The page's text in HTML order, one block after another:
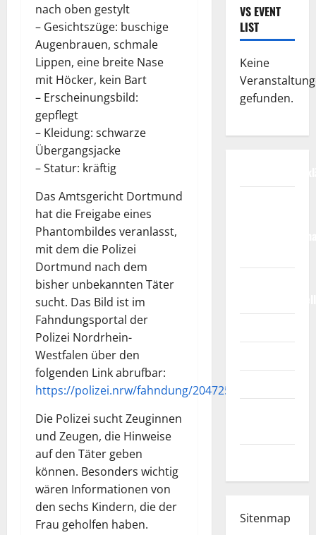
nach oben gestylt
– Gesichtszüge: buschige
Augenbrauen, schmale
Lippen, eine breite Nase
mit Höcker, kein Bart
– Erscheinungsbild:
gepflegt
– Kleidung: schwarze
Übergangsjacke
– Statur: kräftig
Das Amtsgericht Dortmund
hat die Freigabe eines
Phantombildes veranlasst,
mit dem die Polizei
Dortmund nach dem
bisher unbekannten Täter
sucht. Das Bild ist im
Fahndungsportal der
Polizei Nordrhein-
Westfalen über den
folgenden Link abrufbar:
https://polizei.nrw/fahndung/204725
Die Polizei sucht Zeuginnen
und Zeugen, die Hinweise
auf den Täter geben
können. Besonders wichtig
wären Informationen von
den sechs Kindern, die der
Frau geholfen haben.
VS EVENT
LIST
Keine
gefunden.
Sitenmap